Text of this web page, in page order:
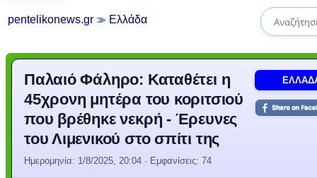
pentelikonews.gr Ελλάδα
Παλαιό Φάληρο: Καταθέτει η
45χρονη μητέρα του κοριτσιού
που βρέθηκε νεκρή - Έρευνες
του Λιμενικού στο σπίτι της
Ημερομηνία: 1/8/2025, 20:04 · Εμφανίσεις: 74